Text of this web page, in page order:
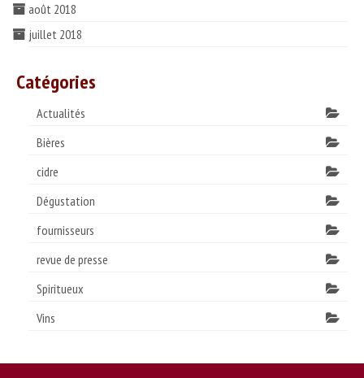
août 2018
juillet 2018
Catégories
Actualités
Bières
cidre
Dégustation
fournisseurs
revue de presse
Spiritueux
Vins